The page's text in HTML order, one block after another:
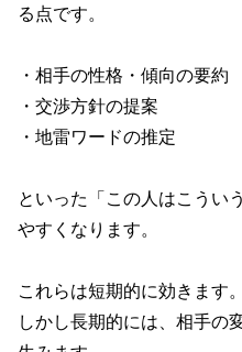
る点です。
・相手の性格・傾向の要約
・交渉方針の提案
・地雷ワードの推定
といった「この人はこうい
やすくなります。
これらは短期的に効きます。
しかし長期的には、相手の